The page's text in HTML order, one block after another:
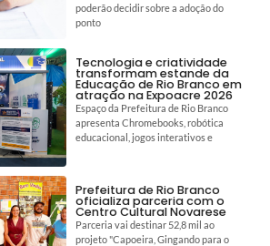
poderão decidir sobre a adoção do
ponto
Tecnologia e criatividade
transformam estande da
Educação de Rio Branco em
atração na Expoacre 2026
Espaço da Prefeitura de Rio Branco
apresenta Chromebooks, robótica
educacional, jogos interativos e
Prefeitura de Rio Branco
oficializa parceria com o
Centro Cultural Novarese
Parceria vai destinar 52,8 mil ao
projeto "Capoeira, Gingando para o